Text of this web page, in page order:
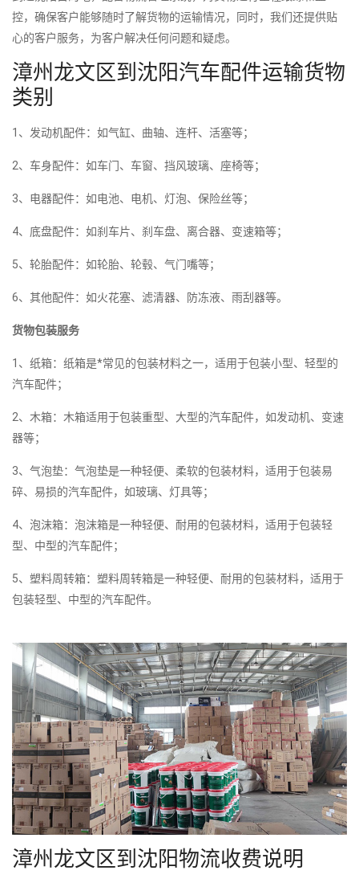
控，确保客户能够随时了解货物的运输情况，同时，我们还提供贴
心的客户服务，为客户解决任何问题和疑虑。
漳州龙文区到沈阳汽车配件运输货物
类别
1、发动机配件：如气缸、曲轴、连杆、活塞等；
2、车身配件：如车门、车窗、挡风玻璃、座椅等；
3、电器配件：如电池、电机、灯泡、保险丝等；
4、底盘配件：如刹车片、刹车盘、离合器、变速箱等；
5、轮胎配件：如轮胎、轮毂、气门嘴等；
6、其他配件：如火花塞、滤清器、防冻液、雨刮器等。
货物包装服务
1、纸箱：纸箱是*常见的包装材料之一，适用于包装小型、轻型的
汽车配件；
2、木箱：木箱适用于包装重型、大型的汽车配件，如发动机、变速
器等；
3、气泡垫：气泡垫是一种轻便、柔软的包装材料，适用于包装易
碎、易损的汽车配件，如玻璃、灯具等；
4、泡沫箱：泡沫箱是一种轻便、耐用的包装材料，适用于包装轻
型、中型的汽车配件；
5、塑料周转箱：塑料周转箱是一种轻便、耐用的包装材料，适用于
包装轻型、中型的汽车配件。
漳州龙文区到沈阳物流收费说明